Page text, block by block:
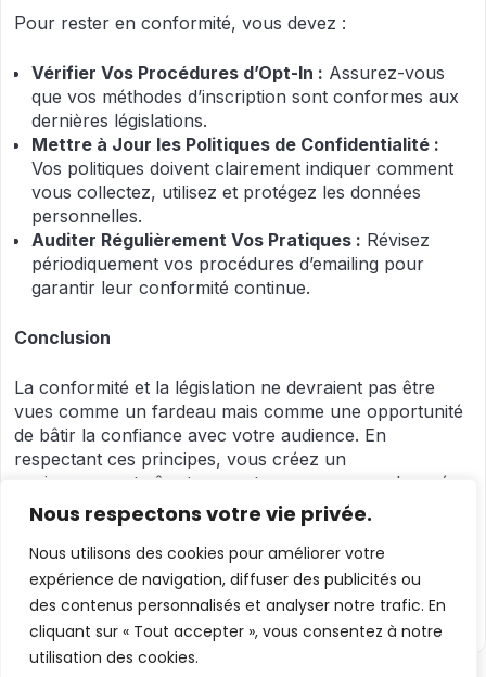
Nous respectons votre vie privée.
Nous utilisons des cookies pour améliorer votre
expérience de navigation, diffuser des publicités ou
des contenus personnalisés et analyser notre trafic. En
cliquant sur « Tout accepter », vous consentez à notre
utilisation des cookies.
Pour rester en conformité, vous devez :
Vérifier Vos Procédures d’Opt-In : Assurez-vous
que vos méthodes d’inscription sont conformes aux
dernières législations.
Mettre à Jour les Politiques de Confidentialité :
Vos politiques doivent clairement indiquer comment
vous collectez, utilisez et protégez les données
personnelles.
Auditer Régulièrement Vos Pratiques : Révisez
périodiquement vos procédures d’emailing pour
garantir leur conformité continue.
Conclusion
La conformité et la législation ne devraient pas être
vues comme un fardeau mais comme une opportunité
de bâtir la confiance avec votre audience. En
respectant ces principes, vous créez un
environnement sûr et respectueux pour vos abonnés,
tout en protégeant votre entreprise contre les risques